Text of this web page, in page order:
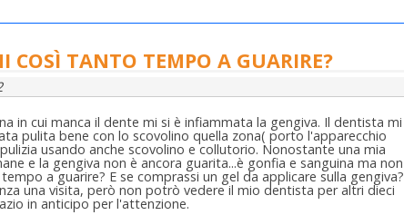
COSÌ TANTO TEMPO A GUARIRE?
in cui manca il dente mi si è infiammata la gengiva. Il dentista mi
pulita bene con lo scovolino quella zona( porto l'apparecchio
usando anche scovolino e collutorio. Nonostante una mia
e la gengiva non è ancora guarita...è gonfia e sanguina ma non
a guarire? E se comprassi un gel da applicare sulla gengiva?
una visita, però non potrò vedere il mio dentista per altri dieci
in anticipo per l'attenzione.